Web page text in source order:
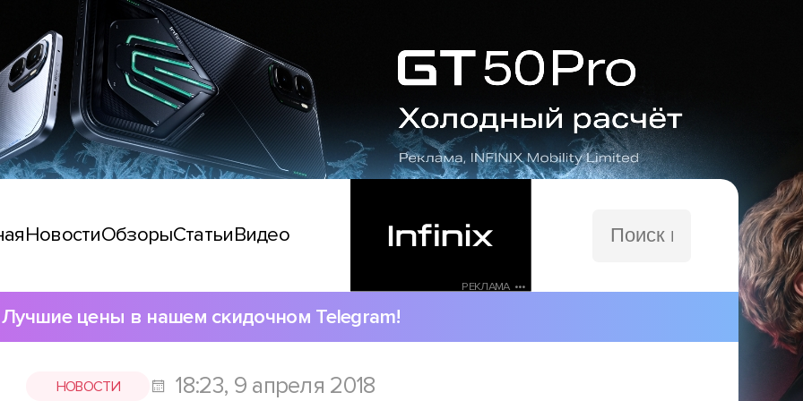
НовостиОбзорыСтатьиВидео
РЕКЛАМА •••
сайту
Лучшие цены в нашем скидочном Telegram!
НОВОСТИ 18:23, 9 апреля 2018